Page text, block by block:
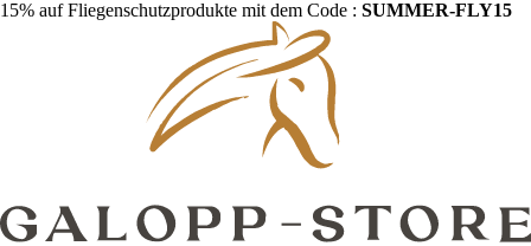
15% auf Fliegenschutzprodukte mit dem Code : SUMMER-FLY15